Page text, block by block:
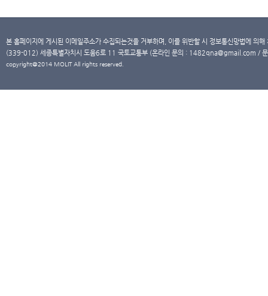
본 홈페이지에 게시된 이메일주소가 수집되는것을 거부하며, 이를 위반할 시 정보통신망법에 의
(339-012) 세종특별자치시 도움6로 11 국토교통부 (온라인 문의 : 1482qna@gmail.com /
copyright@2014 MOLIT All rights reserved.